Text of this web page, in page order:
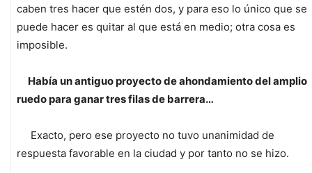
caben tres hacer que estén dos, y para eso lo único que se
puede hacer es quitar al que está en medio; otra cosa es
imposible.
Había un antiguo proyecto de ahondamiento del amplio
ruedo para ganar tres filas de barrera…
Exacto, pero ese proyecto no tuvo unanimidad de
respuesta favorable en la ciudad y por tanto no se hizo.